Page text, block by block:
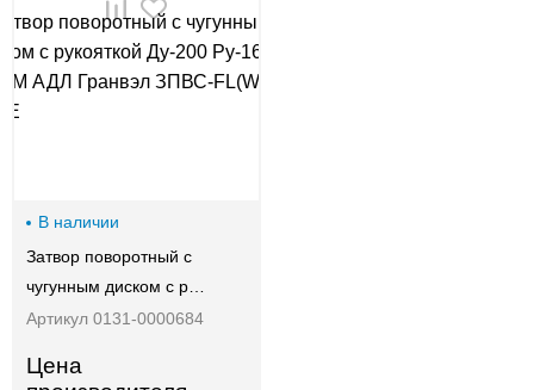
В наличии
Затвор поворотный с
чугунным диском с р…
Артикул 0131-0000684
Цена